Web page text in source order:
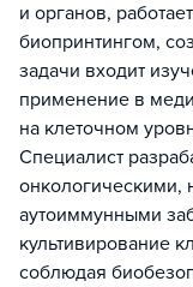
и органов,
биопринтингом,
задачи входит
применение в
на клеточном
Специалист
онкологическими,
аутоиммунными
культивирование
соблюдая